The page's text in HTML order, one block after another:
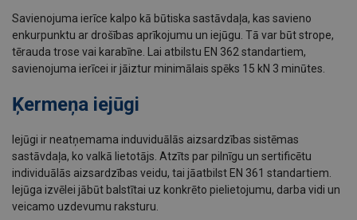
Savienojuma ierīce kalpo kā būtiska sastāvdaļa, kas savieno
enkurpunktu ar drošības aprīkojumu un iejūgu. Tā var būt strope,
tērauda trose vai karabīne. Lai atbilstu EN 362 standartiem,
savienojuma ierīcei ir jāiztur minimālais spēks 15 kN 3 minūtes.
Ķermeņa iejūgi
Iejūgi ir neatņemama induviduālās aizsardzības sistēmas
sastāvdaļa, ko valkā lietotājs. Atzīts par pilnīgu un sertificētu
individuālās aizsardzības veidu, tai jāatbilst EN 361 standartiem.
Iejūga izvēlei jābūt balstītai uz konkrēto pielietojumu, darba vidi un
veicamo uzdevumu raksturu.